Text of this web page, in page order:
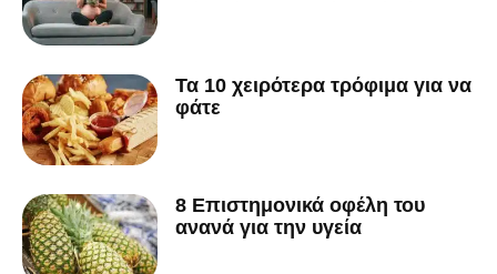
Τα 10 χειρότερα τρόφιμα για να
φάτε
8 Επιστημονικά οφέλη του
ανανά για την υγεία